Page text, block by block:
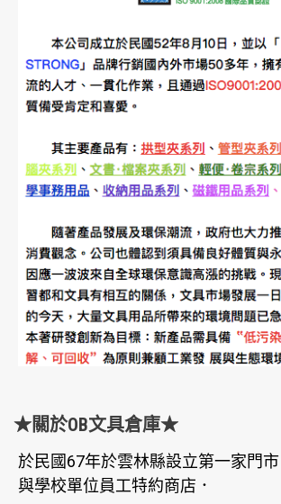
★關於OB文具倉庫★
於民國67年於雲林縣設立第一家門
與學校單位員工特約商店．